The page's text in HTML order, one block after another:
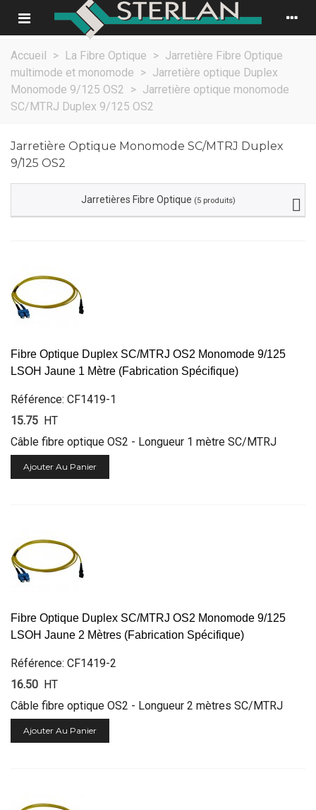
Accueil > La Fibre Optique > Jarretière Fibre Optique
multimode et monomode > Jarretière optique Duplex
Monomode 9/125 OS2 > Jarretière optique monomode
SC/MTRJ Duplex 9/125 OS2
Jarretière Optique Monomode SC/MTRJ Duplex
9/125 OS2
Jarretières Fibre Optique (5 produits)
Fibre Optique Duplex SC/MTRJ OS2 Monomode 9/125
LSOH Jaune 1 Mètre (Fabrication Spécifique)
Référence: CF1419-1
15.75 HT
Câble fibre optique OS2 - Longueur 1 mètre SC/MTRJ
Ajouter Au Panier
Fibre Optique Duplex SC/MTRJ OS2 Monomode 9/125
LSOH Jaune 2 Mètres (Fabrication Spécifique)
Référence: CF1419-2
16.50 HT
Câble fibre optique OS2 - Longueur 2 mètres SC/MTRJ
Ajouter Au Panier